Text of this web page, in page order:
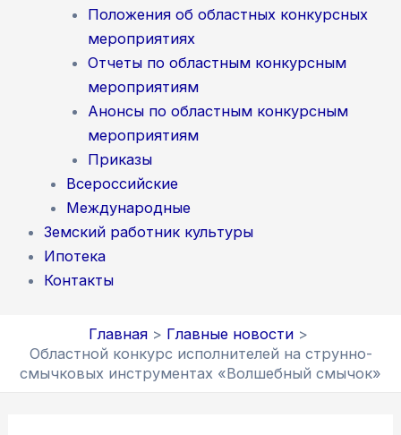
Положения об областных конкурсных
мероприятиях
Отчеты по областным конкурсным
мероприятиям
Анонсы по областным конкурсным
мероприятиям
Приказы
Всероссийские
Международные
Земский работник культуры
Ипотека
Контакты
Главная
Главные новости
Областной конкурс исполнителей на струнно-
смычковых инструментах «Волшебный смычок»